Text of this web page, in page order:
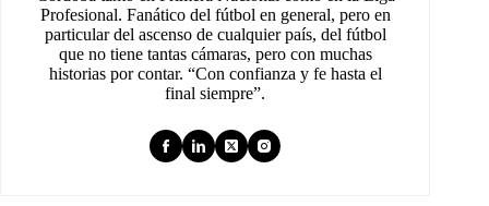
Profesional. Fanático del fútbol en general, pero en
particular del ascenso de cualquier país, del fútbol
que no tiene tantas cámaras, pero con muchas
historias por contar. “Con confianza y fe hasta el
final siempre”.